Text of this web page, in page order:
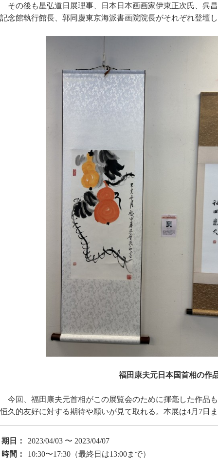
その後も星弘道日展理事、日本日本画画家伊東正次氏、呉
記念館執行館長、郭同慶東京海派書画院院長がそれぞれ登壇
福田康夫元日本国首相の作
今回、福田康夫元首相がこの展覧会のために揮毫した作品
恒久的友好に対する期待や願いが見て取れる。本展は4月7日
期日：
2023/04/03 〜 2023/04/07
時間：
10:30〜17:30（最終日は13:00まで）